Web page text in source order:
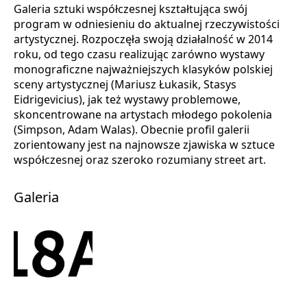
Galeria sztuki współczesnej kształtująca swój
program w odniesieniu do aktualnej rzeczywistości
artystycznej. Rozpoczęła swoją działalność w 2014
roku, od tego czasu realizując zarówno wystawy
monograficzne najważniejszych klasyków polskiej
sceny artystycznej (Mariusz Łukasik, Stasys
Eidrigevicius), jak też wystawy problemowe,
skoncentrowane na artystach młodego pokolenia
(Simpson, Adam Walas). Obecnie profil galerii
zorientowany jest na najnowsze zjawiska w sztuce
współczesnej oraz szeroko rozumiany street art.
Galeria